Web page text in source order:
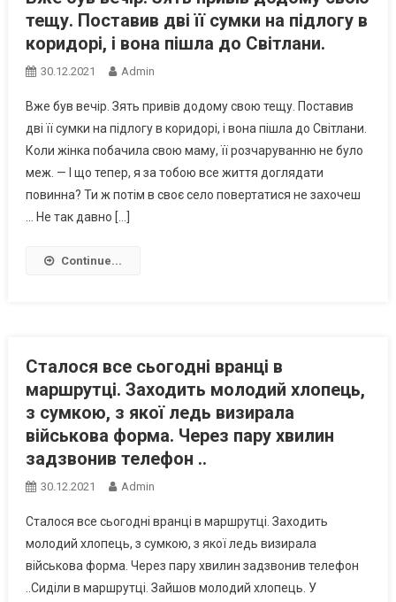
тещу. Поставив дві її сумки на підлогу в
коридорі, і вона пішла до Світлани.
30.12.2021 Admin
Вже був вечір. Зять привів додому свою тещу. Поставив
дві її сумки на підлогу в коридорі, і вона пішла до Світлани.
Коли жінка побачила свою маму, її розчаруванню не було
меж. — І що тепер, я за тобою все життя доглядати
повинна? Ти ж потім в своє село повертатися не захочеш
… Не так давно […]
Continue...
Сталося все сьогодні вранці в
маршрутці. Заходить молодий хлопець,
з сумкою, з якої ледь визирала
військова форма. Через пару хвилин
задзвонив телефон ..
30.12.2021 Admin
Сталося все сьогодні вранці в маршрутці. Заходить
молодий хлопець, з сумкою, з якої ледь визирала
військова форма. Через пару хвилин задзвонив телефон
..Сиділи в маршрутці. Зайшов молодий хлопець. У